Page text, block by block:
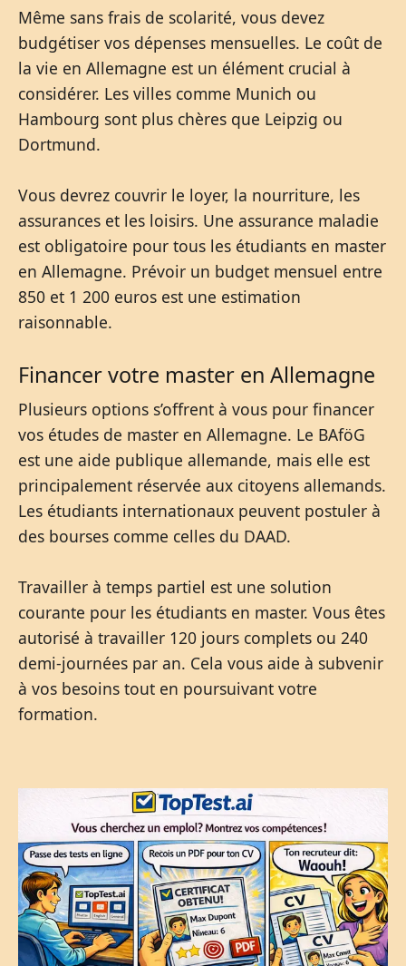
Même sans frais de scolarité, vous devez
budgétiser vos dépenses mensuelles. Le coût de
la vie en Allemagne est un élément crucial à
considérer. Les villes comme Munich ou
Hambourg sont plus chères que Leipzig ou
Dortmund.
Vous devrez couvrir le loyer, la nourriture, les
assurances et les loisirs. Une assurance maladie
est obligatoire pour tous les étudiants en master
en Allemagne. Prévoir un budget mensuel entre
850 et 1 200 euros est une estimation
raisonnable.
Financer votre master en Allemagne
Plusieurs options s’offrent à vous pour financer
vos études de master en Allemagne. Le BAföG
est une aide publique allemande, mais elle est
principalement réservée aux citoyens allemands.
Les étudiants internationaux peuvent postuler à
des bourses comme celles du DAAD.
Travailler à temps partiel est une solution
courante pour les étudiants en master. Vous êtes
autorisé à travailler 120 jours complets ou 240
demi-journées par an. Cela vous aide à subvenir
à vos besoins tout en poursuivant votre
formation.